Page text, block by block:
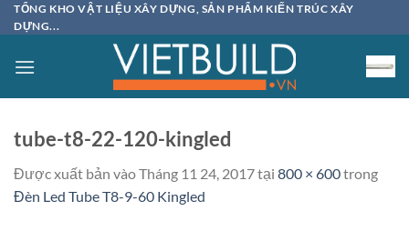
Bỏ
qua
dung
TỔNG KHO VẬT LIỆU XÂY DỰNG, SẢN PHẨM KIẾN TRÚC XÂY
DỰNG...
tube-t8-22-120-kingled
Được xuất bản vàoTháng 11 24, 2017tại 800 × 600trong
Đèn Led Tube T8-9-60 Kingled